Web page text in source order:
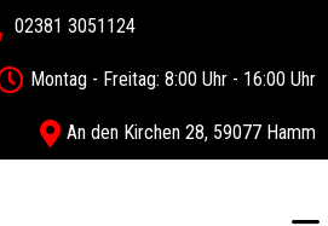
02381 3051124
Montag - Freitag: 8:00 Uhr - 16:00 Uhr
An den Kirchen 28, 59077 Hamm